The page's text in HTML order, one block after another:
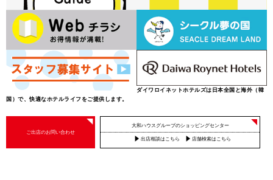
ダイワロイネットホテルズは日本全国と海外（韓
国）で、快適なホテルライフをご提供します。
ご出店のお問い合わせ
大和ハウスグループのショッピングセンター
出店相談はこちら 店舗検索はこちら